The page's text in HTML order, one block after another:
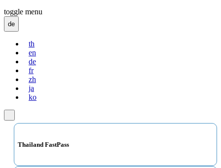
toggle menu
de
th
en
de
fr
zh
ja
ko
Thailand FastPass